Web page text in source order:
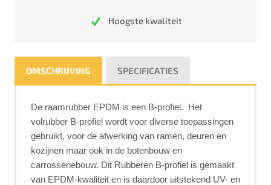
Hoogste kwaliteit
OMSCHRIJVING SPECIFICATIES
De raamrubber EPDM is een B-profiel. Het
volrubber B-profiel wordt voor diverse toepassingen
gebruikt, voor de afwerking van ramen, deuren en
kozijnen maar ook in de botenbouw en
carrosseriebouw. Dit Rubberen B-profiel is gemaakt
van EPDM-kwaliteit en is daardoor uitstekend UV- en